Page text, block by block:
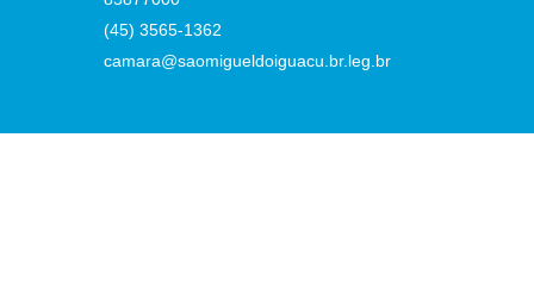
(45) 3565-1362
camara@saomigueldoiguacu.br.leg.br